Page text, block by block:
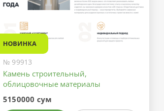
НОВИНКА
№ 99913
Камень строительный,
облицовочные материалы
5150000 сум